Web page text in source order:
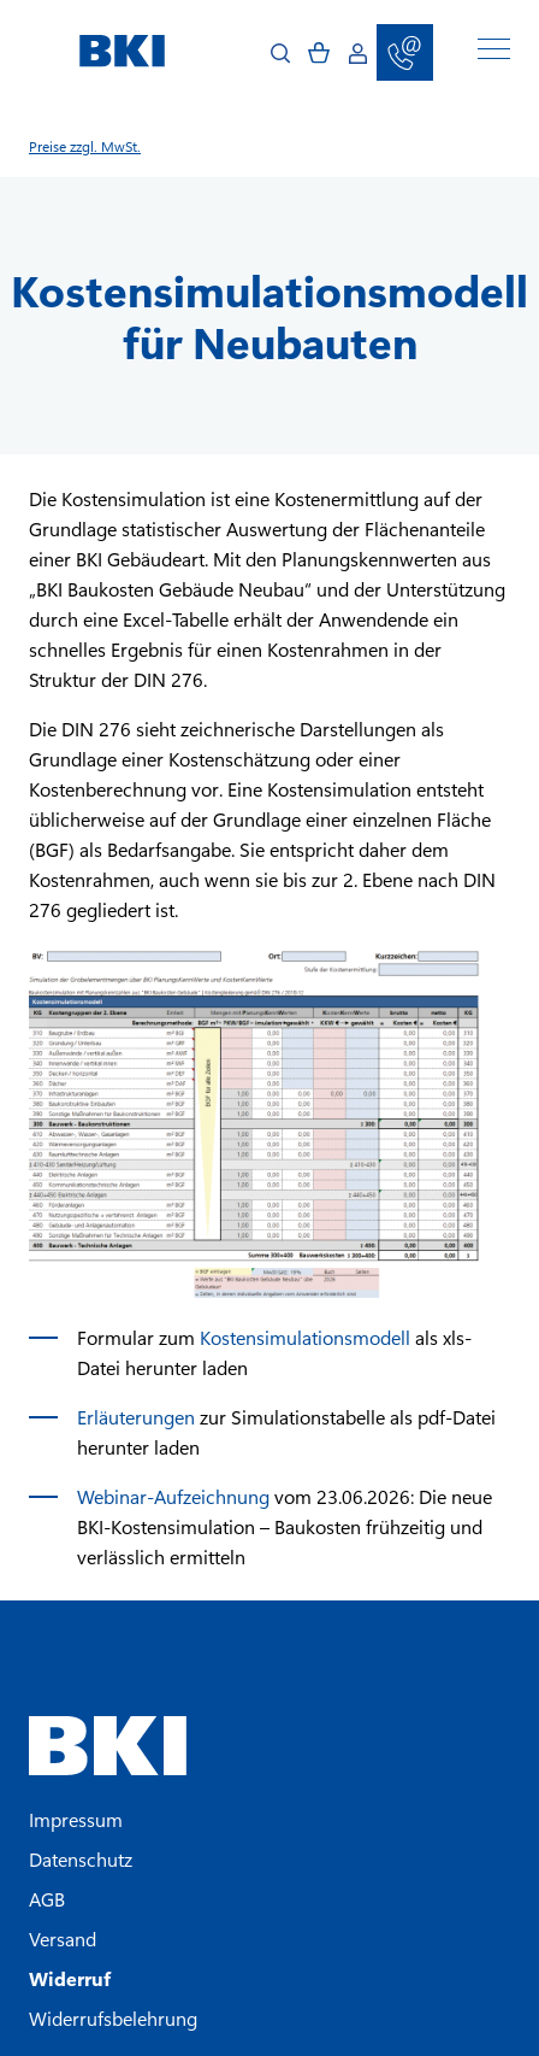
Preise zzgl. MwSt.
Kostensimulationsmodell
für Neubauten
Die Kostensimulation ist eine Kostenermittlung auf der
Grundlage statistischer Auswertung der Flächenanteile
einer BKI Gebäudeart. Mit den Planungskennwerten aus
„BKI Baukosten Gebäude Neubau“ und der Unterstützung
durch eine Excel-Tabelle erhält der Anwendende ein
schnelles Ergebnis für einen Kostenrahmen in der
Struktur der DIN 276.
Die DIN 276 sieht zeichnerische Darstellungen als
Grundlage einer Kostenschätzung oder einer
Kostenberechnung vor. Eine Kostensimulation entsteht
üblicherweise auf der Grundlage einer einzelnen Fläche
(BGF) als Bedarfsangabe. Sie entspricht daher dem
Kostenrahmen, auch wenn sie bis zur 2. Ebene nach DIN
276 gegliedert ist.
Formular zum Kostensimulationsmodell als xls-
Datei herunter laden
Erläuterungen zur Simulationstabelle als pdf-Datei
herunter laden
Webinar-Aufzeichnungvom 23.06.2026: Die neue
BKI-Kostensimulation – Baukosten frühzeitig und
verlässlich ermitteln
Impressum
Datenschutz
AGB
Versand
Widerruf
Widerrufsbelehrung